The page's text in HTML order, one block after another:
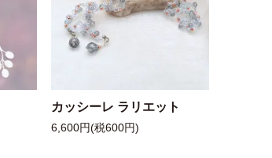
カッシーレ ラリエット
6,600円(税600円)